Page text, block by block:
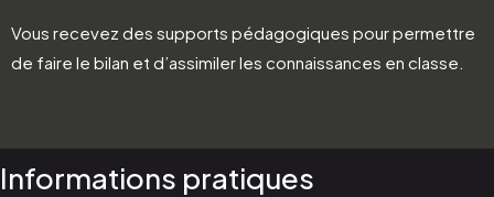
Vous recevez des supports pédagogiques pour permettre
de faire le bilan et d’assimiler les connaissances en classe.
Informations pratiques